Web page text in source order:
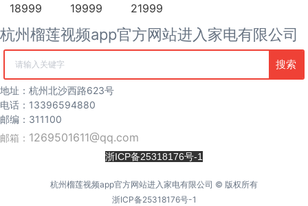
冰箱
榴莲视频污版网站冰箱
卡萨帝冰箱
西门子冰箱
COLMO冰箱
海信冰箱
TCL冰箱
松下冰箱
容声冰箱
18999
19999
21999
杭州榴莲视频app官方网站进入家电有限公司
搜索
地址：杭州北沙西路623号
电话：13396594880
邮编：311100
邮箱： 1269501611@qq.com
浙ICP备25318176号-1
杭州榴莲视频app官方网站进入家电有限公司 © 版权所有
浙ICP备25318176号-1